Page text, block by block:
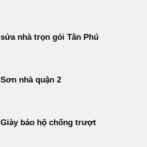
sửa nhà trọn gói Tân Phú
Sơn nhà quận 2
Giày bảo hộ chống trượt